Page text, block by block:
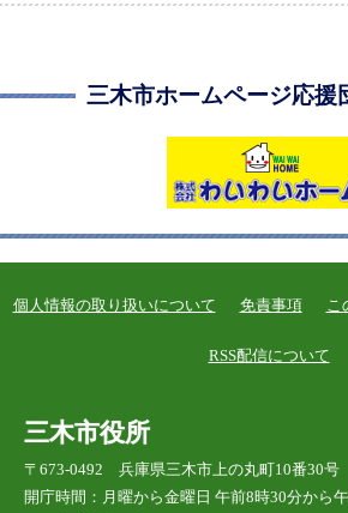
三木市ホームページ応援
個人情報の取り扱いについて 免責事項 こ
RSS配信について
三木市役所
〒673-0492 兵庫県三木市上の丸町10番30号
開庁時間：月曜から金曜日 午前8時30分から